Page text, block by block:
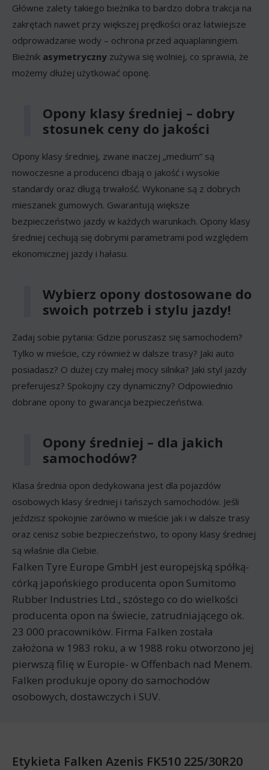
Główne zalety takiego bieżnika to bardzo dobra trakcja na
zakrętach nawet przy większej prędkości oraz łatwiejsze
odprowadzanie wody – ochrona przed aquaplaningiem.
Bieżnik asymetryczny zużywa się wolniej, co sprawia, że
możemy dłużej użytkować oponę.
Opony klasy średniej – dobry
stosunek ceny do jakości
Opony klasy średniej, zwane inaczej „medium” są
nowoczesne a producenci dbają o jakość i wysokie
standardy oraz długą trwałość. Wykonane są z dobrych
mieszanek gumowych. Gwarantują większe
bezpieczeństwo jazdy w każdych warunkach. Opony klasy
średniej cechują się dobrymi parametrami pod względem
ekonomicznej jazdy i hałasu.
Wybierz opony dostosowane do
swoich potrzeb i stylu jazdy!
Zadaj sobie pytania: Gdzie poruszasz się samochodem?
Tylko w mieście, czy również w dalsze trasy? Jaki auto
posiadasz? O dużej czy małej mocy silnika? Jaki styl jazdy
preferujesz? Spokojny czy dynamiczny? Odpowiednio
dobrane opony to gwarancja bezpieczeństwa.
Opony średniej – dla jakich
samochodów?
Klasa średnia opon dedykowana jest dla pojazdów
osobowych klasy średniej i tańszych samochodów. Jeśli
jeździsz spokojnie zarówno w mieście jak i w dalsze trasy
oraz cenisz sobie bezpieczeństwo, to opony klasy średniej
są właśnie dla Ciebie.
Falken Tyre Europe GmbH jest europejską spółką-
córką japońskiego producenta opon Sumitomo
Rubber Industries Ltd., szóstego co do wielkości
producenta opon na świecie, zatrudniającego ok.
23 000 pracowników. Firma Falken została
założona w 1983 roku, a w 1988 roku otworzono jej
pierwszą filię w Europie- w Offenbach nad Menem.
Falken produkuje opony do samochodów
osobowych, dostawczych i SUV.
Etykieta Falken Azenis FK510 225/30R20